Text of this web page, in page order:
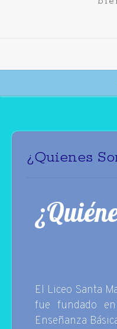
¿Quienes
El Liceo Santa
fue fundado
Enseñanza